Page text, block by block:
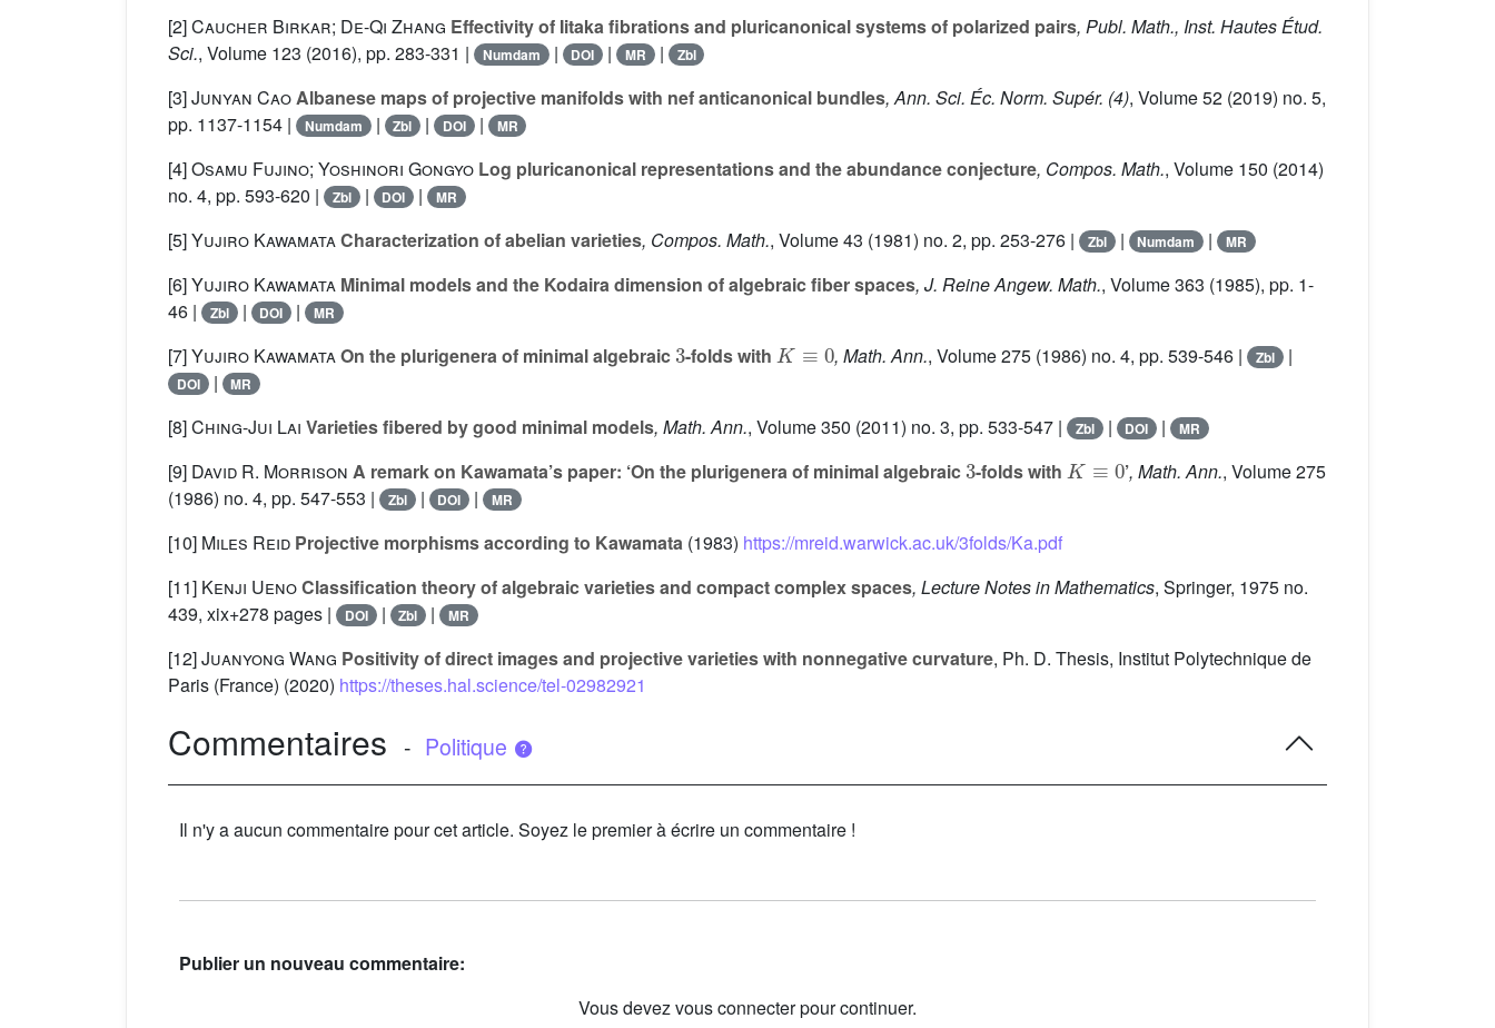
[2]Caucher Birkar; De-Qi Zhang Effectivity of Iitaka fibrations and pluricanonical systems of polarized pairs, Publ. Math., Inst. Hautes Étud.
Sci., Volume 123 (2016), pp. 283-331 | Numdam | DOI | MR | Zbl
[3]Junyan CaoAlbanese maps of projective manifolds with nef anticanonical bundles, Ann. Sci. Éc. Norm. Supér. (4), Volume 52 (2019) no. 5,
pp. 1137-1154 |
Numdam | Zbl | DOI | MR
[4]Osamu Fujino; Yoshinori Gongyo Log pluricanonical representations and the abundance conjecture, Compos. Math., Volume 150 (2014)
no. 4, pp. 593-620 |
Zbl | DOI | MR
[5]Yujiro KawamataCharacterization of abelian varieties, Compos. Math., Volume 43 (1981) no. 2, pp. 253-276 | Zbl | Numdam | MR
[6]Yujiro Kawamata Minimal models and the Kodaira dimension of algebraic fiber spaces, J. Reine Angew. Math., Volume 363 (1985), pp. 1-
46 |
Zbl | DOI | MR
[7]Yujiro KawamataOn the plurigenera of minimal algebraic -folds with , Math. Ann., Volume 275 (1986) no. 4, pp. 539-546 | Zbl |
DOI | MR
[8]Ching-Jui Lai Varieties fibered by good minimal models, Math. Ann., Volume 350 (2011) no. 3, pp. 533-547 | Zbl | DOI | MR
[9] David R. Morrison A remark on Kawamata’s paper: ‘On the plurigenera of minimal algebraic -folds with ’, Math. Ann., Volume 275
(1986) no. 4, pp. 547-553 |
Zbl | DOI | MR
[10] Miles Reid Projective morphisms according to Kawamata (1983) https://mreid.warwick.ac.uk/3folds/Ka.pdf
[11] Kenji UenoClassification theory of algebraic varieties and compact complex spaces, Lecture Notes in Mathematics, Springer, 1975 no.
439, xix+278 pages |
DOI | Zbl | MR
[12]Juanyong Wang Positivity of direct images and projective varieties with nonnegative curvature, Ph. D. Thesis, Institut Polytechnique de
Paris (France) (2020) https://theses.hal.science/tel-02982921
Commentaires - Politique
Il n'y a aucun commentaire pour cet article. Soyez le premier à écrire un commentaire !
Publier un nouveau commentaire:
Vous devez vous connecter pour continuer.